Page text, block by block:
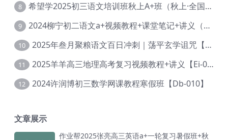
8 希望学2025初三语文培训班秋上A+班（秋上·全国版·A+）【Da-031】
9 2024柳宁初二语文a+视频教程+课堂笔记+讲义（暑假班+秋季班）【Da-003】
10 2025年叁月聚粮语文百日冲刺｜荡平玄学诅咒【Ea-001】
11 2025羊羊高三地理高考复习视频教程+讲义【Ei-051】
12 2024许润博初三数学网课教程寒假班【Db-010】
文章展示
作业帮2025张亮高三英语a+一轮复习暑假班+秋